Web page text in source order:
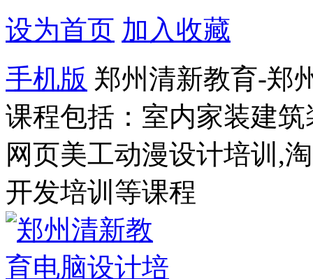
设为首页 加入收藏
手机版 郑州清新教育-郑
课程包括：室内家装建
网页美工动漫设计培训,
开发培训等课程